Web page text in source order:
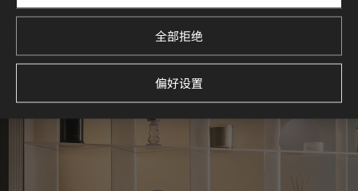
全部拒绝
偏好设置